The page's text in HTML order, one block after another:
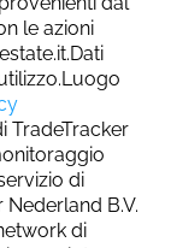
le azioni
TradeTracker
di
B.V.
di